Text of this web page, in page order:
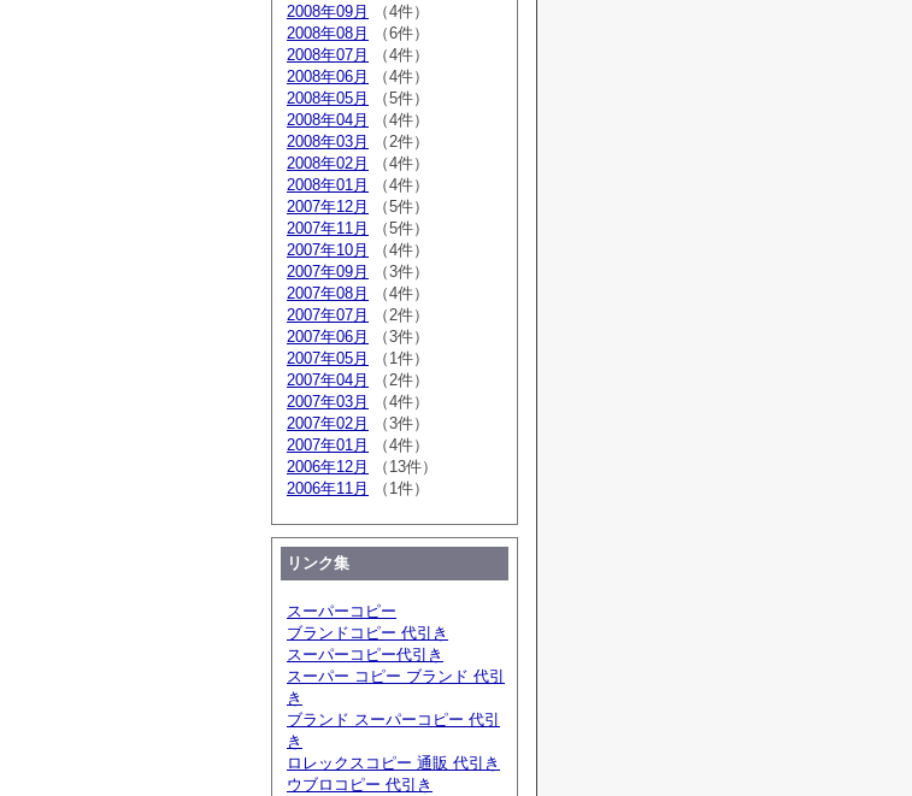
2008年09月
（4件）
2008年08月
（6件）
2008年07月
（4件）
2008年06月
（4件）
2008年05月
（5件）
2008年04月
（4件）
2008年03月
（2件）
2008年02月
（4件）
2008年01月
（4件）
2007年12月
（5件）
2007年11月
（5件）
2007年10月
（4件）
2007年09月
（3件）
2007年08月
（4件）
2007年07月
（2件）
2007年06月
（3件）
2007年05月
（1件）
2007年04月
（2件）
2007年03月
（4件）
2007年02月
（3件）
2007年01月
（4件）
2006年12月
（13件）
2006年11月
（1件）
リンク集
スーパーコピー
ブランドコピー 代引き
スーパーコピー代引き
スーパー コピー ブランド 代引
き
ブランド スーパーコピー 代引
き
ロレックスコピー 通販 代引き
ウブロコピー 代引き